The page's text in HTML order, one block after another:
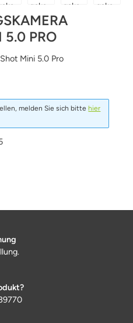
5.0 PRO
Mini 5.0 Pro
melden Sie sich bitte hier